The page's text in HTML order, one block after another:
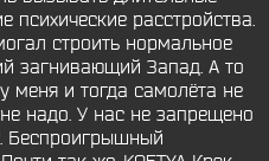
психические расстройства.
строить нормальное
загнивающий Запад. А то
меня и тогда самолёта не
надо. У нас не запрещено
Беспроигрышный